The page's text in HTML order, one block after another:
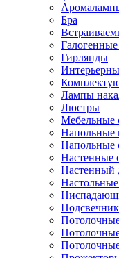
Бра
Гирлянды
Лампы
Люстры
Мебельные
Напольные
Напольные
Настенные
Настенный